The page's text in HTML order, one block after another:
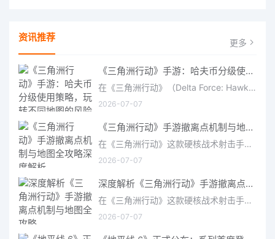
资讯推荐 更多
《三角洲行动》手游：哈夫币分级使用策略，玩转不同地图的风险与回报
在《三角洲行动》（Delta Force: Hawk Ops）“烽火地带”模式中，地图被划分为“普通”、“机密”和“绝密”三个
2026-07-07
《三角洲行动》手游撤离点机制与地图全攻略深度解析
在《三角洲行动》这款硬核战术射击手游中，撤离是每位干员行动的核心目标。无论你在战场中搜刮了多少高价值物
2026-07-07
深度解析《三角洲行动》手游撤离点机制与地图全攻略
在《三角洲行动》这款硬核战术射击手游中，撤离是每位干员行动的核心目标。无论你在战场中搜刮了多少高价值物
2026-07-07